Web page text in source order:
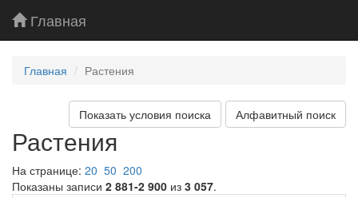
Главная
Главная Растения
Показать условия поиска Алфавитный поиск
Растения
На странице: 20 50 200
Показаны записи 2 881-2 900 из 3 057.